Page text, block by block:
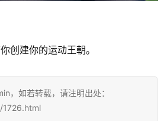
创建你的运动王朝。
，如若转载，请注明出处：